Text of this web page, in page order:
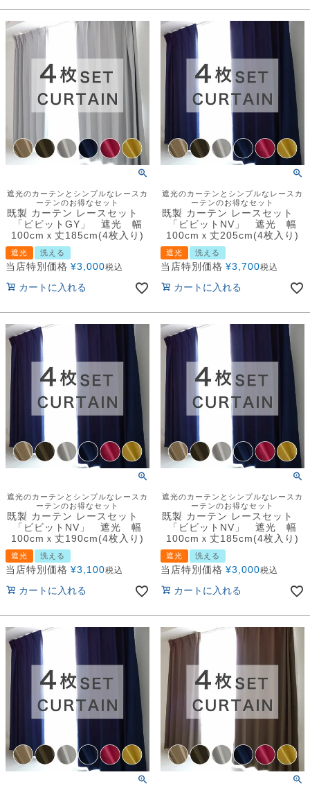
遮光のカーテンとシンプルなレースカ
ーテンのお得なセット
既製 カーテン レースセット
「ビビットGY」 遮光 幅
100cmｘ丈185cm(4枚入り)
遮光 洗える
当店特別価格 ¥3,000税込
カートに入れる
遮光のカーテンとシンプルなレースカ
ーテンのお得なセット
既製 カーテン レースセット
「ビビットNV」 遮光 幅
100cmｘ丈205cm(4枚入り)
遮光 洗える
当店特別価格 ¥3,700税込
カートに入れる
遮光のカーテンとシンプルなレースカ
ーテンのお得なセット
既製 カーテン レースセット
「ビビットNV」 遮光 幅
100cmｘ丈190cm(4枚入り)
遮光 洗える
当店特別価格 ¥3,100税込
カートに入れる
遮光のカーテンとシンプルなレースカ
ーテンのお得なセット
既製 カーテン レースセット
「ビビットNV」 遮光 幅
100cmｘ丈185cm(4枚入り)
遮光 洗える
当店特別価格 ¥3,000税込
カートに入れる